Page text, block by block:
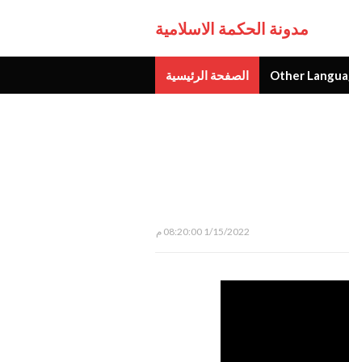
مدونة الحكمة الاسلامية
الصفحة الرئيسية Other
1/15/2022 08:20:00 م